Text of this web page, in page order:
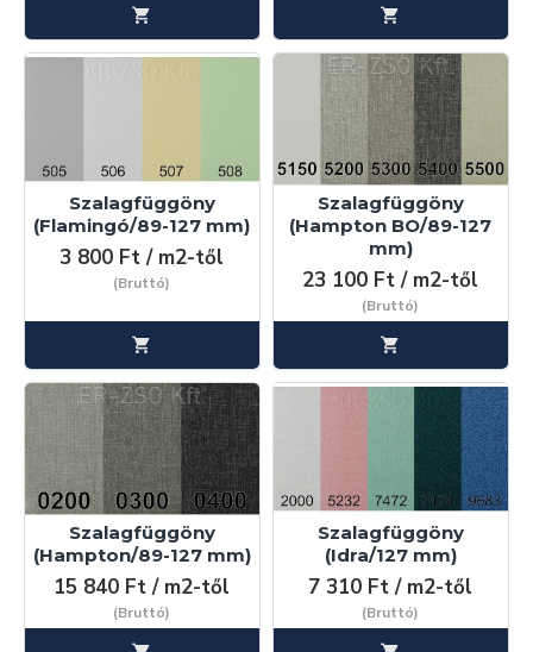
Szalagfüggöny
(Flamingó/89-127 mm)
3 800 Ft / m2-től
(Bruttó)
Szalagfüggöny
(Hampton BO/89-127
mm)
23 100 Ft / m2-től
(Bruttó)
Szalagfüggöny
(Hampton/89-127 mm)
15 840 Ft / m2-től
(Bruttó)
Szalagfüggöny
(Idra/127 mm)
7 310 Ft / m2-től
(Bruttó)